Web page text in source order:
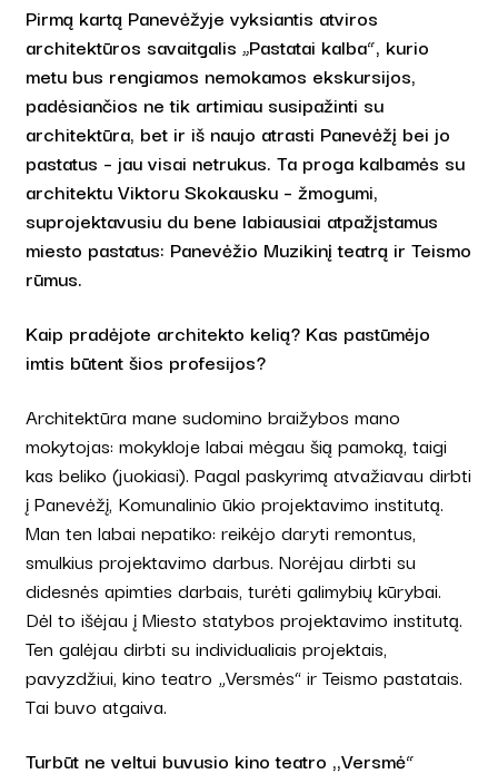
Pirmą kartą Panevėžyje vyksiantis atviros
architektūros savaitgalis „Pastatai kalba“, kurio
metu bus rengiamos nemokamos ekskursijos,
padėsiančios ne tik artimiau susipažinti su
architektūra, bet ir iš naujo atrasti Panevėžį bei jo
pastatus – jau visai netrukus. Ta proga kalbamės su
architektu Viktoru Skokausku – žmogumi,
suprojektavusiu du bene labiausiai atpažįstamus
miesto pastatus: Panevėžio Muzikinį teatrą ir Teismo
rūmus.
Kaip pradėjote architekto kelią? Kas pastūmėjo
imtis būtent šios profesijos?
Architektūra mane sudomino braižybos mano
mokytojas: mokykloje labai mėgau šią pamoką, taigi
kas beliko (juokiasi). Pagal paskyrimą atvažiavau dirbti
į Panevėžį, Komunalinio ūkio projektavimo institutą.
Man ten labai nepatiko: reikėjo daryti remontus,
smulkius projektavimo darbus. Norėjau dirbti su
didesnės apimties darbais, turėti galimybių kūrybai.
Dėl to išėjau į Miesto statybos projektavimo institutą.
Ten galėjau dirbti su individualiais projektais,
pavyzdžiui, kino teatro „Versmės“ ir Teismo pastatais.
Tai buvo atgaiva.
Turbūt ne veltui buvusio kino teatro ,,Versmė“